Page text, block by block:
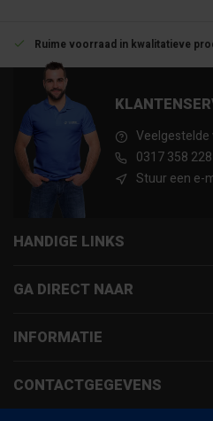
Ruime voorraad in kwalitatieve
Veelgestelde
0317 358 228
Stuur een e-
HANDIGE LINKS
GA DIRECT NAAR
INFORMATIE
CONTACTGEGEVENS